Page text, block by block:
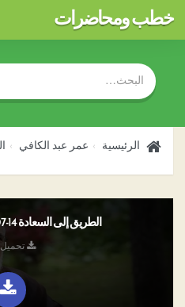
خطب ومحاضرات
الرئيسية عمر عبد الكافي
الطريق إلى السعادة 14-07-2006 تحميل Mp3
تحميل :